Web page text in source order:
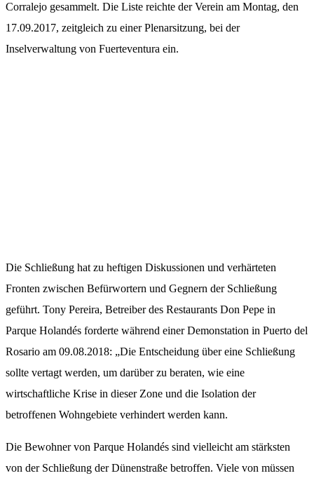
Corralejo gesammelt. Die Liste reichte der Verein am Montag, den
17.09.2017, zeitgleich zu einer Plenarsitzung, bei der
Inselverwaltung von Fuerteventura ein.
Die Schließung hat zu heftigen Diskussionen und verhärteten
Fronten zwischen Befürwortern und Gegnern der Schließung
geführt. Tony Pereira, Betreiber des Restaurants Don Pepe in
Parque Holandés forderte während einer Demonstation in Puerto del
Rosario am 09.08.2018: „Die Entscheidung über eine Schließung
sollte vertagt werden, um darüber zu beraten, wie eine
wirtschaftliche Krise in dieser Zone und die Isolation der
betroffenen Wohngebiete verhindert werden kann.
Die Bewohner von Parque Holandés sind vielleicht am stärksten
von der Schließung der Dünenstraße betroffen. Viele von müssen